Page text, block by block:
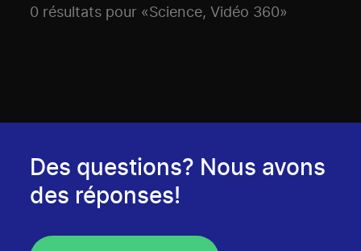
0 résultats pour «Science, Vidéo 360»
Des questions? Nous avons
des réponses!